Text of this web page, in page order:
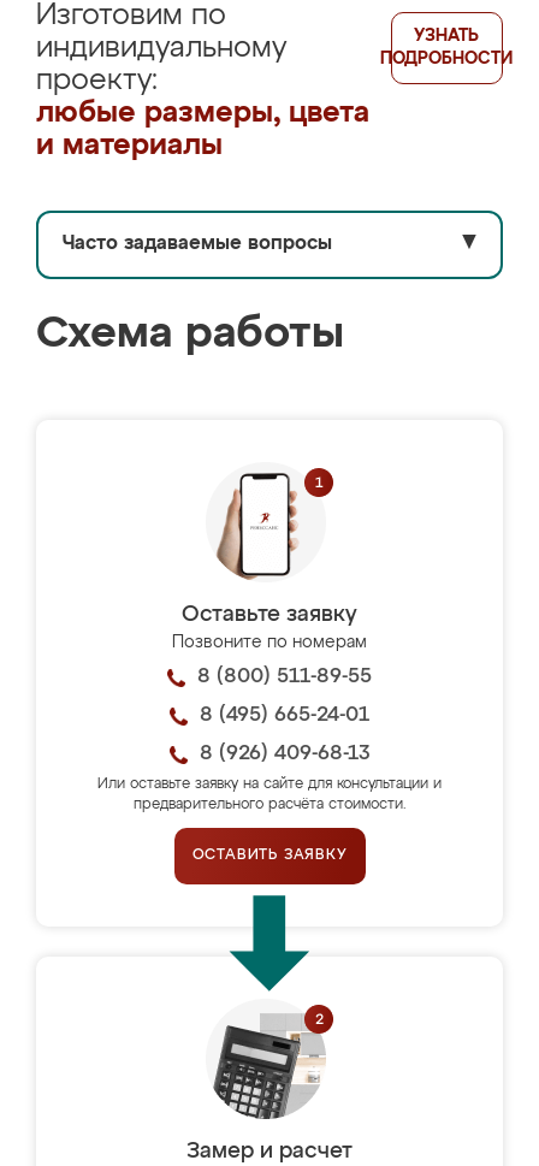
Изготовим по
индивидуальному
проекту:
любые размеры, цвета
и материалы
УЗНАТЬ
ПОДРОБНОСТИ
Часто задаваемые вопросы ▼
Схема работы
Оставьте заявку
Позвоните по номерам
8 (800) 511-89-55
8 (495) 665-24-01
8 (926) 409-68-13
Или оставьте заявку на сайте для консультации и
предварительного расчёта стоимости.
ОСТАВИТЬ ЗАЯВКУ
Замер и расчет